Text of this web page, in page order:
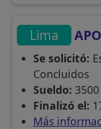
Lima
Se solicitó:
Concluidos
Sueldo: 3500
Finalizó el:
Más